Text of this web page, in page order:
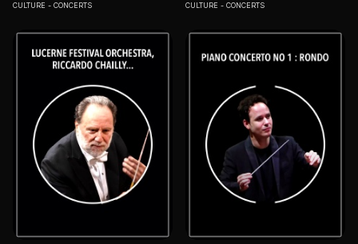
CULTURE CONCERTS CULTURE CONCERTS